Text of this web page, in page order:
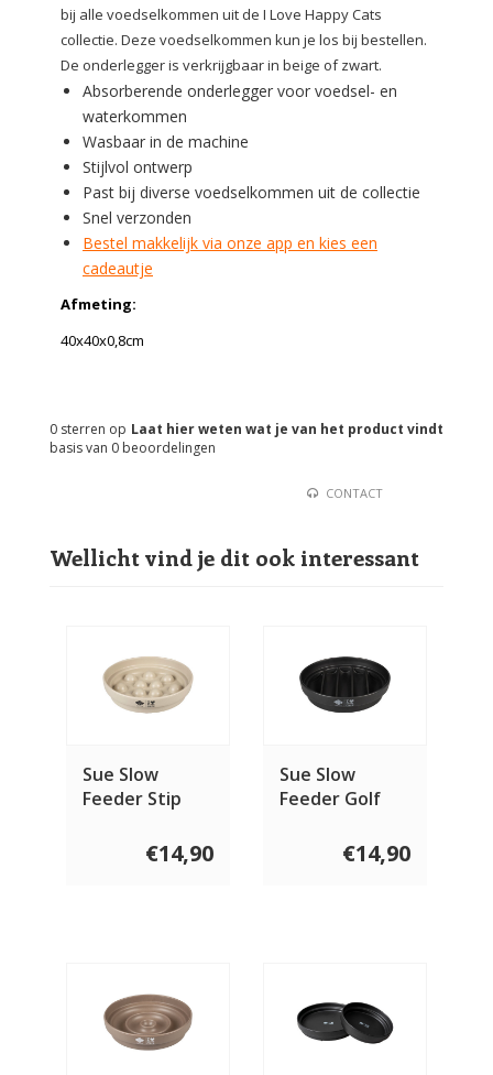
bij alle voedselkommen uit de I Love Happy Cats
collectie. Deze voedselkommen kun je los bij bestellen.
De onderlegger is verkrijgbaar in beige of zwart.
Absorberende onderlegger voor voedsel- en
waterkommen
Wasbaar in de machine
Stijlvol ontwerp
Past bij diverse voedselkommen uit de collectie
Snel verzonden
Bestel makkelijk via onze app en kies een
cadeautje
Afmeting:
40x40x0,8cm
Laat hier weten wat je van het product vindt
0 sterren op
basis van 0 beoordelingen
CONTACT
Wellicht vind je dit ook interessant
Sue Slow
Feeder Stip
€14,90
Sue Slow
Feeder Golf
€14,90